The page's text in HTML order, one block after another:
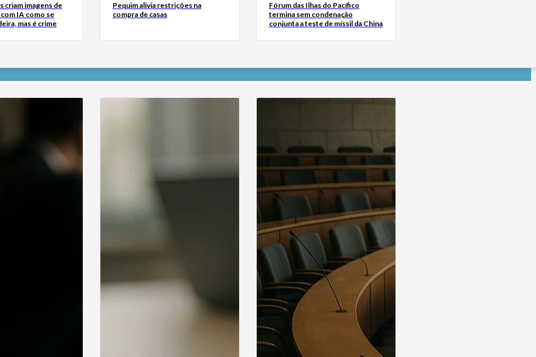
criam imagens de
IA como se
mas é crime
Pequim alivia restrições na
compra de casas
Fórum das Ilhas do Pacífico
termina sem condenação
conjunta a teste de míssil da China